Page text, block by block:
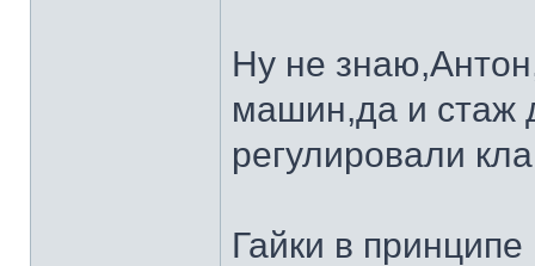
Ну не
машин,да и стаж
регулировали
Гайки в